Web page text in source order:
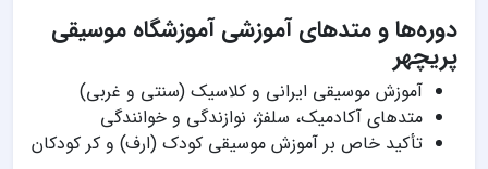
دوره‌ها و متدهای آموزشی آموزشگاه موسیقی
پریچهر
آموزش موسیقی ایرانی و کلاسیک (سنتی و غربی)
متدهای آکادمیک، سلفژ، نوازندگی و خوانندگی
تأکید خاص بر آموزش موسیقی کودک (ارف) و کر کودکان